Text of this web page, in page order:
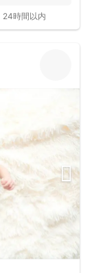
24時間以内